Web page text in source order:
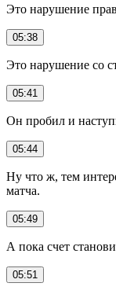
Это нарушение
05:38
Это нарушение со
05:41
Он пробил и
05:44
Ну что ж, тем
матча.
05:49
А пока счет
05:51